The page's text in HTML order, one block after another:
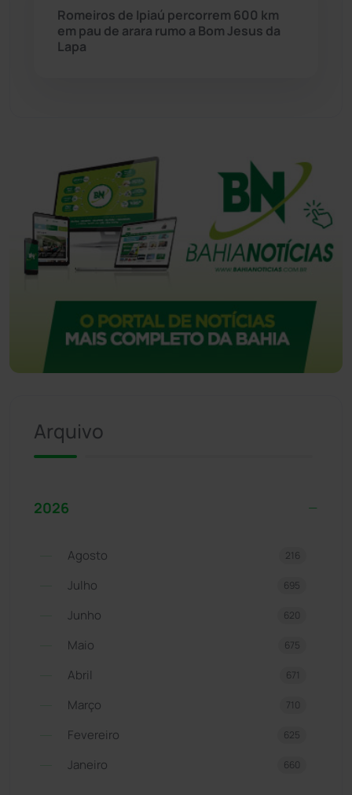
Tanque Novo
Romeiros de Ipiaú percorrem 600 km
em pau de arara rumo a Bom Jesus da
Lapa
Arquivo
2026
Agosto 216
Julho 695
Junho 620
Maio 675
Abril 671
Março 710
Fevereiro 625
Janeiro 660